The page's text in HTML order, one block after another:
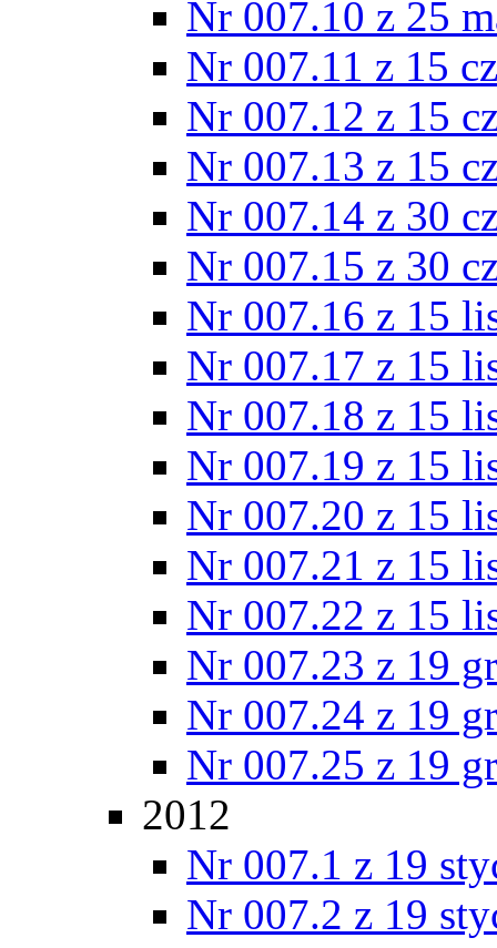
Nr 007.10 z 25
Nr 007.11 z 15
Nr 007.12 z 15
Nr 007.13 z 15
Nr 007.14 z 30
Nr 007.15 z 30
Nr 007.16 z 15
Nr 007.17 z 15
Nr 007.18 z 15
Nr 007.19 z 15
Nr 007.20 z 15
Nr 007.21 z 15
Nr 007.22 z 15
Nr 007.23 z 19
Nr 007.24 z 19
Nr 007.25 z 19
2012
Nr 007.1 z 19
Nr 007.2 z 19